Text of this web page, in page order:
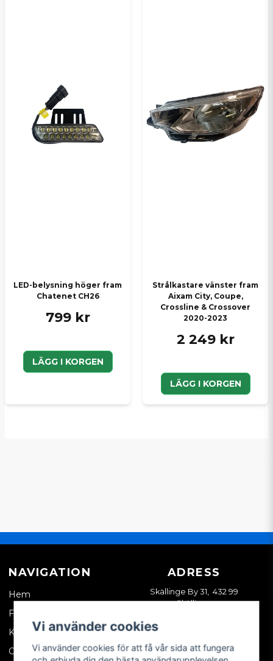
LED-belysning höger fram
Chatenet CH26
799 kr
LÄGG I KORGEN
Strålkastare vänster fram
Aixam City, Coupe,
Crossline & Crossover
2020-2023
2 249 kr
LÄGG I KORGEN
NAVIGATION
Hem
Företagskund
Kontakta oss
Om oss
ADRESS
Skällinge By 31, 432 99
Skällinge
Vi använder cookies
Vi använder cookies för att få vår sida att fungera